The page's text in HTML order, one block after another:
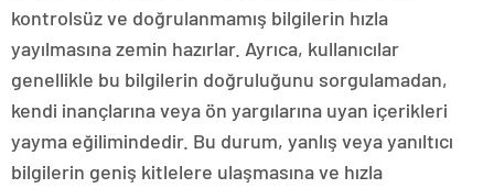
kontrolsüz ve doğrulanmamış bilgilerin hızla
yayılmasına zemin hazırlar. Ayrıca, kullanıcılar
genellikle bu bilgilerin doğruluğunu sorgulamadan,
kendi inançlarına veya ön yargılarına uyan içerikleri
yayma eğilimindedir. Bu durum, yanlış veya yanıltıcı
bilgilerin geniş kitlelere ulaşmasına ve hızla